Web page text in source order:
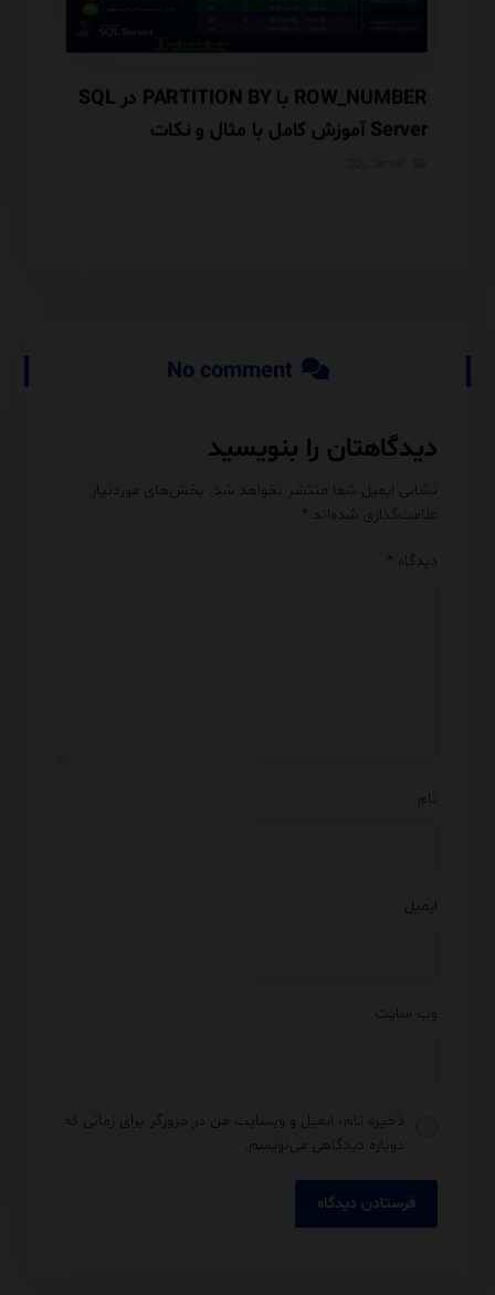
ROW_NUMBER با PARTITION BY در SQL
Server آموزش کامل با مثال و نکات
No comment
دیدگاهتان را بنویسید
نشانی ایمیل شما منتشر نخواهد شد. بخش‌های موردنیاز
علامت‌گذاری شده‌اند *
دیدگاه *
نام
ایمیل
وب‌ سایت
ذخیره نام، ایمیل و وبسایت من در مرورگر برای زمانی که
دوباره دیدگاهی می‌نویسم.